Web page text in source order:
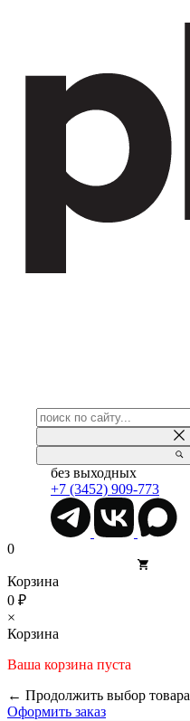
без выходных
+7 (3452) 909-773
0
Корзина
0 ₽
×
Корзина
Ваша корзина пуста
← Продолжить выбор товара
Оформить заказ